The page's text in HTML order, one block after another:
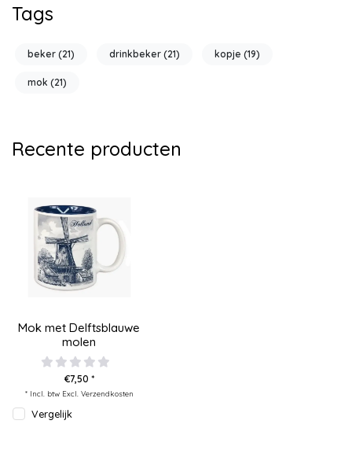
Tags
beker (21) drinkbeker (21) kopje (19)
mok (21)
Recente producten
Mok met Delftsblauwe
molen
€7,50 *
* Incl. btw Excl. Verzendkosten
Vergelijk